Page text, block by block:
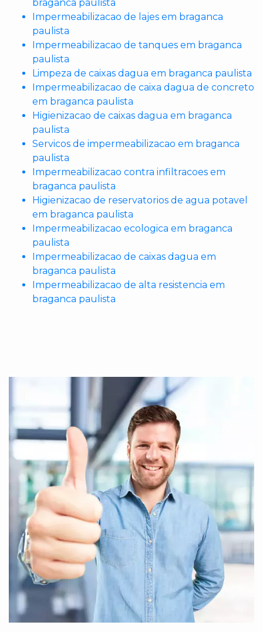
braganca paulista
Impermeabilizacao de lajes em braganca
paulista
Impermeabilizacao de tanques em braganca
paulista
Limpeza de caixas dagua em braganca paulista
Impermeabilizacao de caixa dagua de concreto
em braganca paulista
Higienizacao de caixas dagua em braganca
paulista
Servicos de impermeabilizacao em braganca
paulista
Impermeabilizacao contra infiltracoes em
braganca paulista
Higienizacao de reservatorios de agua potavel
em braganca paulista
Impermeabilizacao ecologica em braganca
paulista
Impermeabilizacao de caixas dagua em
braganca paulista
Impermeabilizacao de alta resistencia em
braganca paulista